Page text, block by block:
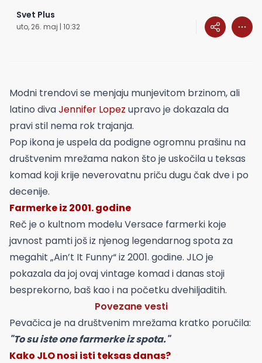
Svet Plus
uto, 26. maj | 10:32
Modni trendovi se menjaju munjevitom brzinom, ali
latino divaJennifer Lopez upravo je dokazala da
pravi stil nema rok trajanja.
Pop ikona je uspela da podigne ogromnu prašinu na
društvenim mrežama nakon što je uskočila u teksas
komad koji krije neverovatnu priču dugu čak dve i po
decenije.
Farmerke iz 2001. godine
Reč je o kultnom modelu Versace farmerki koje
javnost pamti još iz njenog legendarnog spota za
megahit „Ain’t It Funny“ iz 2001. godine. JLO je
pokazala da joj ovaj vintage komad i danas stoji
besprekorno, baš kao i na početku dvehiljaditih.
Povezane vesti
Pevačica je na društvenim mrežama kratko poručila:
"To su iste one farmerke iz spota."
Kako JLO nosi isti teksas danas?